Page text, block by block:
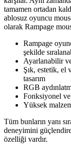
tamamen ortadan
ablosuz oyuncu
olarak Rampage
Rampage
şekilde
Ayarlanabilir
Şık, estetik, el
tasarım
RGB
Fonksiyonel
Yüksek
Tüm bunların yanı
deneyimini
özelliği vardır.